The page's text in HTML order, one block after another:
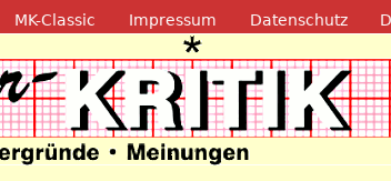
MK-Classic Impressum Datenschutz